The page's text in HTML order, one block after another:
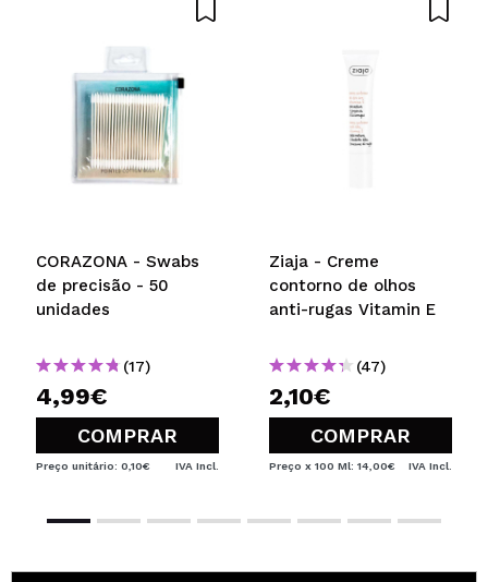
CORAZONA - Swabs
de precisão - 50
unidades
(17)
4,99€
COMPRAR
Preço unitário: 0,10€ IVA Incl.
Ziaja - Creme
contorno de olhos
anti-rugas Vitamin E
(47)
2,10€
COMPRAR
Preço x 100 Ml: 14,00€ IVA Incl.